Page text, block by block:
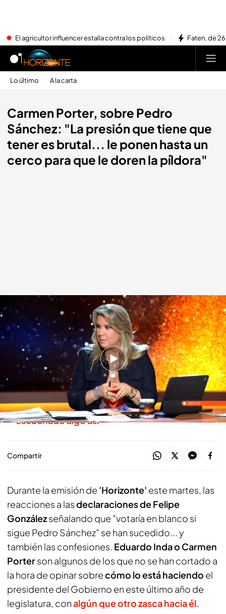
El agricultor influencer estalla contra los políticos Faten, de
Lo último A la carta
Carmen Porter, sobre Pedro
Sánchez: "La presión que tiene que
tener es brutal... le ponen hasta un
cerco para que le doren la píldora"
Las declaraciones de Carmen Porter sobre Pedro Sánchez en 'Horizonte'.
telecinco.es
Pedro Jiménez
11 FEB 2026 - 00:08h.
Iker Jiménez, en shock con las palabras de
Felipe González asegurando que no votará al
PSOE si sigue Pedro Sánchez: "Nunca había
escuchado algo así"
Compartir
Durante la emisión de 'Horizonte' este martes, las
reacciones a lasdeclaraciones de Felipe
Gonzálezseñalando que "votaría en blanco si
sigue Pedro Sánchez" se han sucedido... y
también las confesiones. Eduardo Inda o Carmen
Porterson algunos de los que no se han cortado a
la hora de opinar sobrecómo lo está haciendo el
presidente del Gobierno en este último año de
legislatura, conalgún que otro zasca hacia él.